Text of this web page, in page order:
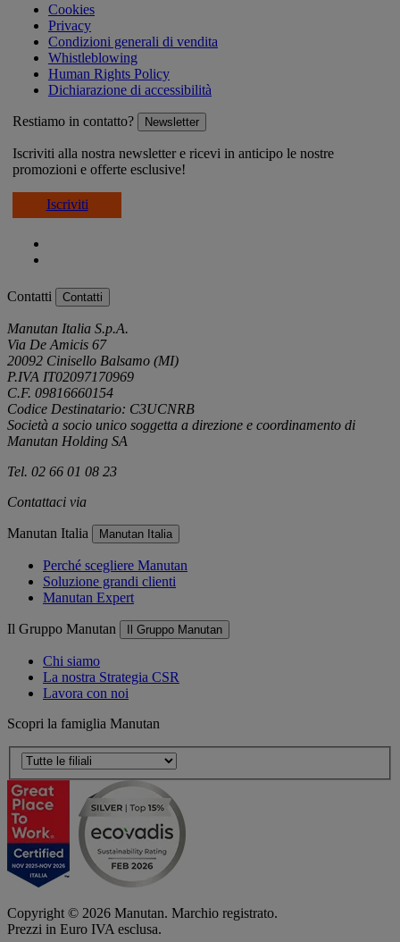
Cookies
Privacy
Condizioni generali di vendita
Whistleblowing
Human Rights Policy
Dichiarazione di accessibilità
Restiamo in contatto? Newsletter
Iscriviti alla nostra newsletter e ricevi in anticipo le nostre
promozioni e offerte esclusive!
Iscriviti
Contatti Contatti
Manutan Italia S.p.A.
Via De Amicis 67
20092 Cinisello Balsamo (MI)
P.IVA IT02097170969
C.F. 09816660154
Codice Destinatario: C3UCNRB
Società a socio unico soggetta a direzione e coordinamento di
Manutan Holding SA
Tel. 02 66 01 08 23
Contattaci via
Manutan Italia Manutan Italia
Perché scegliere Manutan
Soluzione grandi clienti
Manutan Expert
Il Gruppo Manutan Il Gruppo Manutan
Chi siamo
La nostra Strategia CSR
Lavora con noi
Scopri la famiglia Manutan
Copyright © 2026 Manutan. Marchio registrato.
Prezzi in Euro IVA esclusa.